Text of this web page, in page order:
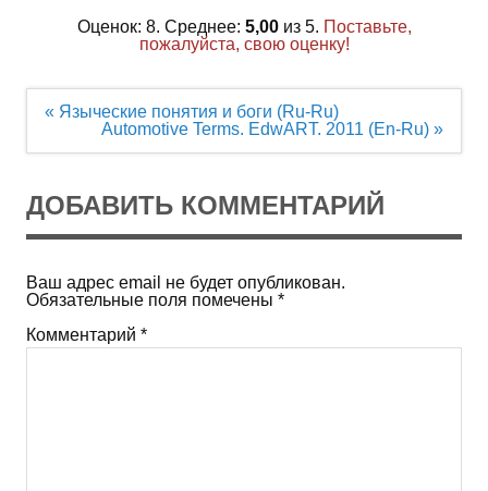
Оценок: 8. Среднее: 5,00из 5. Поставьте,
пожалуйста, свою оценку!
Навигация
« Языческие понятия и боги (Ru-Ru)
Automotive Terms. EdwART. 2011 (En-Ru) »
ДОБАВИТЬ КОММЕНТАРИЙ
Ваш адрес email не будет опубликован.
Обязательные поля помечены *
Комментарий *